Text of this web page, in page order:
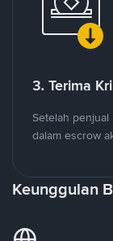
3. Terima
Setelah
dalam escrow
Keunggulan